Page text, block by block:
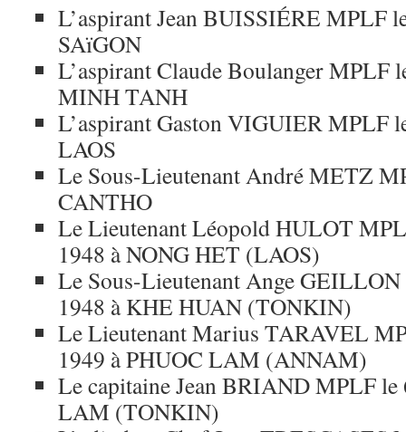
L’aspirant Jean BUISSIÉRE MPLF
SAïGON
L’aspirant Claude Boulanger MPLF
MINH TANH
L’aspirant Gaston VIGUIER MPLF
LAOS
Le Sous-Lieutenant André METZ
CANTHO
Le Lieutenant Léopold HULOT
1948 à NONG HET (LAOS)
Le Sous-Lieutenant Ange
1948 à KHE HUAN (TONKIN)
Le Lieutenant Marius TARAVEL
1949 à PHUOC LAM (ANNAM)
Le capitaine Jean BRIAND MPLF
LAM (TONKIN)